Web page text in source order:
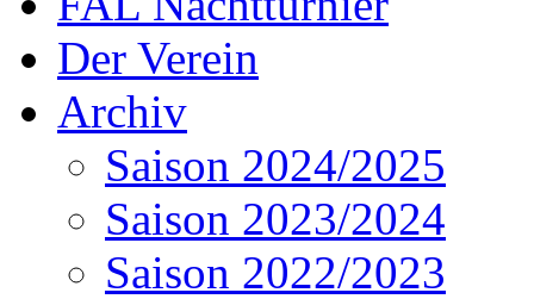
Der Verein
Archiv
Saison 2024/2025
Saison 2023/2024
Saison 2022/2023